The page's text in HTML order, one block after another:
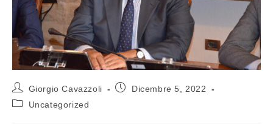
Giorgio Cavazzoli
Dicembre 5, 2022
Uncategorized